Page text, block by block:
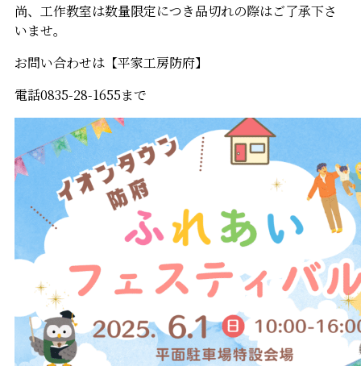
尚、工作教室は数量限定につき品切れの際はご了承下さ
いませ。
お問い合わせは【平家工房防府】
電話0835-28-1655まで